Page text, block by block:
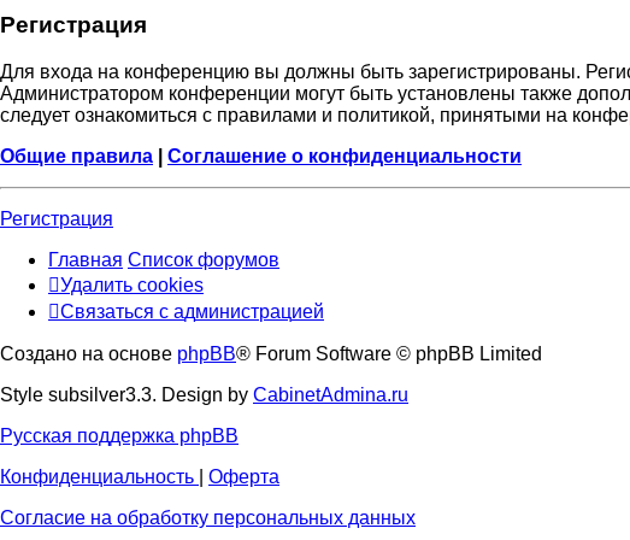
Регистрация
Для входа на конференцию вы должны быть зарегистрированы.
Администратором конференции могут быть установлены также
следует ознакомиться с правилами и политикой, принятыми на
Общие правила
Соглашение о конфиденциальности
Регистрация
Главная Список форумов
Удалить cookies
Связаться
администрацией
Связаться с администрацией
Создано на основе phpBB® Forum Software © phpBB Limited
Style subsilver3.3. Design by CabinetAdmina.ru
Русская поддержка phpBB
Конфиденциальность
Оферта
Согласие на обработку персональных данных